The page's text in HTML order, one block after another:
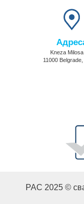
Kneza Milosa
11000
РАС 2025 ©